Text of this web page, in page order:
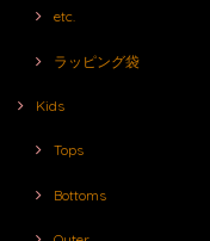
etc.
ラッピング袋
Kids
Tops
Bottoms